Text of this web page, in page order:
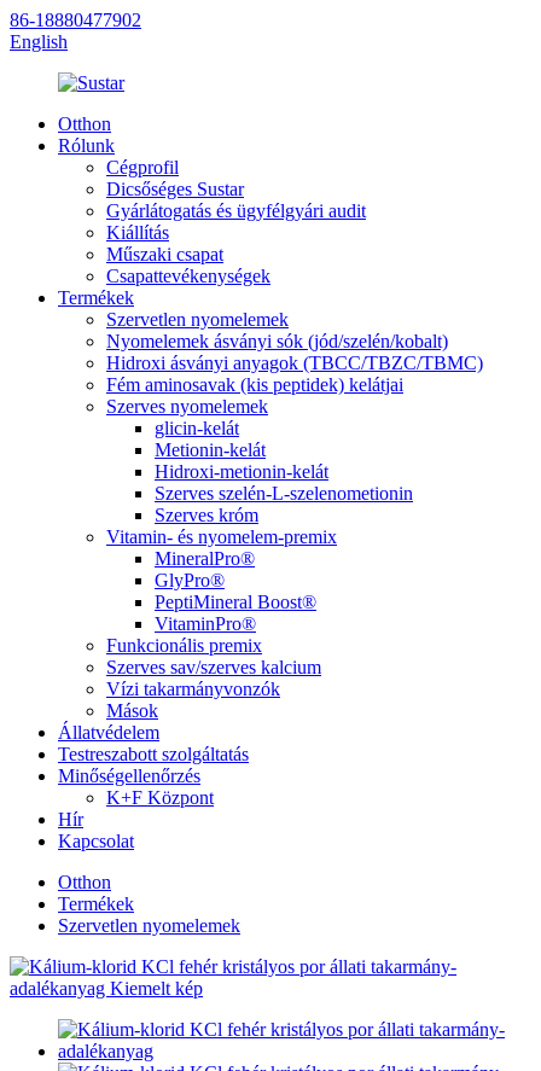
86-18880477902
English
Otthon
Rólunk
Cégprofil
Dicsőséges Sustar
Gyárlátogatás és ügyfélgyári audit
Kiállítás
Műszaki csapat
Csapattevékenységek
Termékek
Szervetlen nyomelemek
Nyomelemek ásványi sók (jód/szelén/kobalt)
Hidroxi ásványi anyagok (TBCC/TBZC/TBMC)
Fém aminosavak (kis peptidek) kelátjai
Szerves nyomelemek
glicin-kelát
Metionin-kelát
Hidroxi-metionin-kelát
Szerves szelén-L-szelenometionin
Szerves króm
Vitamin- és nyomelem-premix
MineralPro®
GlyPro®
PeptiMineral Boost®
VitaminPro®
Funkcionális premix
Szerves sav/szerves kalcium
Vízi takarmányvonzók
Mások
Állatvédelem
Testreszabott szolgáltatás
Minőségellenőrzés
K+F Központ
Hír
Kapcsolat
Otthon
Termékek
Szervetlen nyomelemek